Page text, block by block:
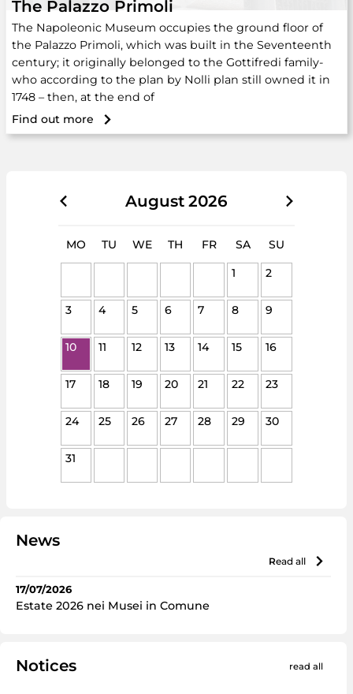
The Palazzo Primoli
The Napoleonic Museum occupies the ground floor of
the Palazzo Primoli, which was built in the Seventeenth
century; it originally belonged to the Gottifredi family-
who according to the plan by Nolli plan still owned it in
1748 – then, at the end of
Find out more
August 2026
MO TU WE TH FR SA
SU
1
2
3 4 5 6 7 8 9
10 11 12 13 14 15 16
17 18 19 20 21 22 23
24 25 26 27 28 29 30
31
News
read all
17/07/2026
Estate 2026 nei Musei in Comune
Notices read all